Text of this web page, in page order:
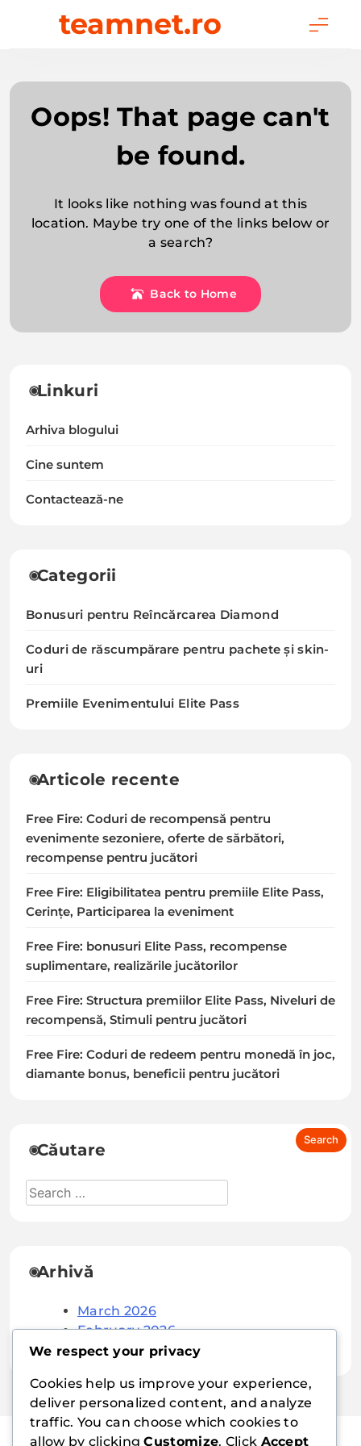
teamnet.ro
Oops! That page can't
be found.
It looks like nothing was found at this
location. Maybe try one of the links below or
a search?
Back to Home
Linkuri
Arhiva blogului
Cine suntem
Contactează-ne
Categorii
Bonusuri pentru Reîncărcarea Diamond
Coduri de răscumpărare pentru pachete și skin-
uri
Premiile Evenimentului Elite Pass
Articole recente
Free Fire: Coduri de recompensă pentru
evenimente sezoniere, oferte de sărbători,
recompense pentru jucători
Free Fire: Eligibilitatea pentru premiile Elite Pass,
Cerințe, Participarea la eveniment
Free Fire: bonusuri Elite Pass, recompense
suplimentare, realizările jucătorilor
Free Fire: Structura premiilor Elite Pass, Niveluri de
recompensă, Stimuli pentru jucători
Free Fire: Coduri de redeem pentru monedă în joc,
diamante bonus, beneficii pentru jucători
Căutare
Arhivă
March 2026
February 2026
We respect your privacy
Cookies help us improve your experience,
deliver personalized content, and analyze
traffic. You can choose which cookies to
allow by clickingCustomize. Click Accept